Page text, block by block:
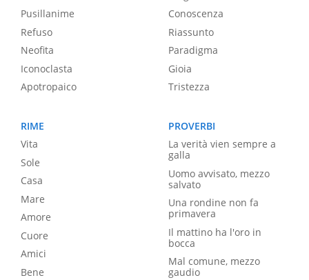
Pusillanime
Refuso
Neofita
Iconoclasta
Apotropaico
Conoscenza
Riassunto
Paradigma
Gioia
Tristezza
RIME
Vita
Sole
Casa
Mare
Amore
Cuore
Amici
Bene
PROVERBI
La verità vien sempre a
galla
Uomo avvisato, mezzo
salvato
Una rondine non fa
primavera
Il mattino ha l'oro in
bocca
Mal comune, mezzo
gaudio